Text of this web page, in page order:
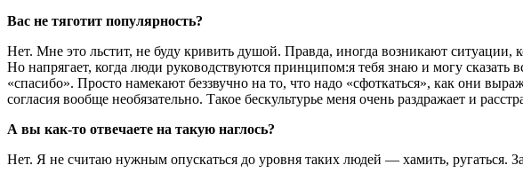
Вас не тяготит популяр­ность?
Нет. Мне это льстит, не буду кривить душой. Правда, иногда возникают
Но напря­гает, когда люди руководству­ются принципом:я тебя знаю и могу
«спасибо». Просто наме­кают беззвучно на то, что надо «сфоткаться», как они
согласия вообще необязательно. Такое бескультурье меня очень раз­дражает и
А вы как-то отвечаете на та­кую наглось?
Нет. Я не считаю нужным опускаться до уровня таких людей — хамить, ругать­ся.